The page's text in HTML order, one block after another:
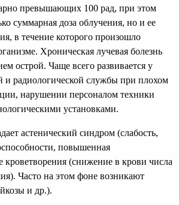
превышающих 100 рад, при этом
суммарная доза облучения, но и ее
в течение которого произошло
Хроническая лучевая болезнь
острой. Чаще всего развивается у
и радиологической службы при плохом
нарушении персоналом техники
установками.
астенический синдром (слабость,
повышенная
кроветворения (снижение в крови числа
Часто на этом фоне возникают
и др.).